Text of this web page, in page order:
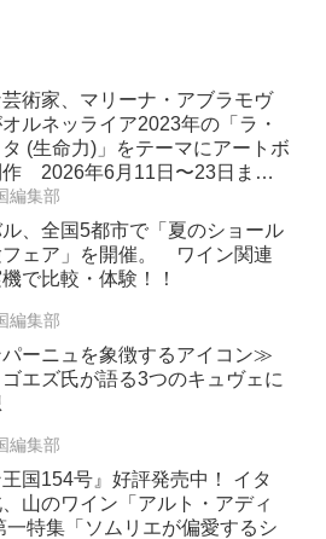
術家、マリーナ・アブラモヴ
ルネッライア2023年の「ラ・
(生命力)」をテーマにアートボ
作 2026年6月11日〜23日ま
ス主催のオンラインオークシ
売 収益金の全額をソロモン・
ンハイム財団を通じてアート作
援
編集部
、全国5都市で「夏のショール
フェア」を開催。 ワイン関連
で比較・体験！！
編集部
ーニュを象徴するアイコン≫
エズ氏が語る3つのキュヴェに
編集部
王国154号』好評発売中！ イタ
山のワイン「アルト・アディ
一特集「ソムリエが偏愛するシ